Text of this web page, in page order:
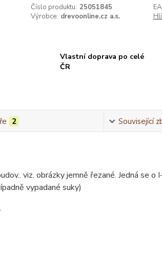
Číslo produktu: 25051845
Výrobce: drevoonline.cz a.s.
Vlastní doprava po celé
ČR
2 Související
viz. obrázky jemně řezané. Jedná se o
vypadané suky)